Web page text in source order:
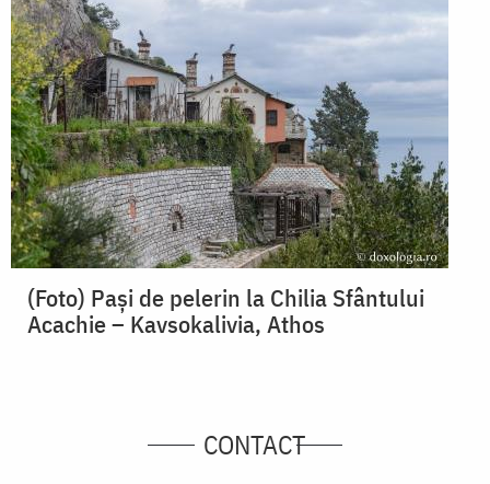
(Foto) Paşi de pelerin la Chilia Sfântului
Acachie – Kavsokalivia, Athos
CONTACT